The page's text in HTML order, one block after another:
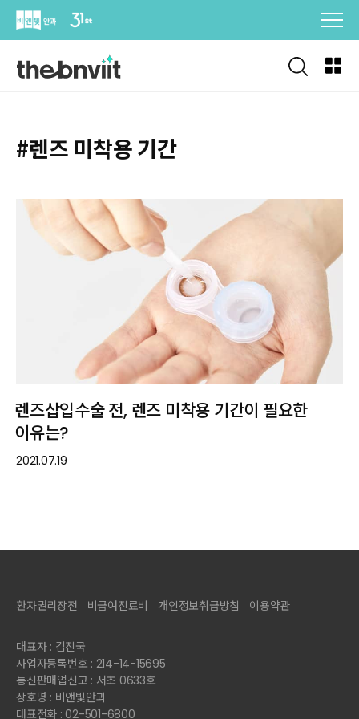
Skip
#렌즈 미착용 기간
렌즈삽입수술 전, 렌즈 미착용 기간이 필요한
이유는?
2021.07.19
환자권리장전 비급여진료비 개인정보취급방침 이용약관
대표자 : 김진국
사업자등록번호 : 214-14-15695
통신판매업신고 : 서초 0633호
상호명 : 비앤빛안과
대표전화 : 02-501-6800